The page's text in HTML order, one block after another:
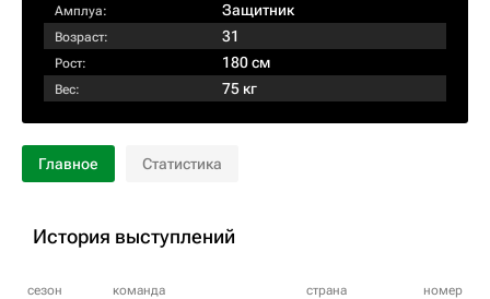
Амплуа: Защитник
Возраст: 31
Рост: 180 см
Вес: 75 кг
Главное Статистика
История выступлений
сезон команда страна номер